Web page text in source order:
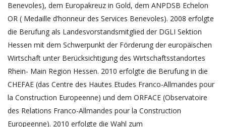
Benevoles), dem Europakreuz in Gold, dem ANPDSB Echelon
OR ( Medaille d’honneur des Services Benevoles). 2008 erfolgte
die Berufung als Landesvorstandsmitglied der DGLI Sektion
Hessen mit dem Schwerpunkt der Förderung der europäischen
Wirtschaft unter Berücksichtigung des Wirtschaftsstandortes
Rhein- Main Region Hessen. 2010 erfolgte die Berufung in die
CHEFAE (das Centre des Hautes Etudes Franco-Allmandes pour
la Construction Europeenne) und dem ORFACE (Observatoire
des Relations Franco-Allmandes pour la Construction
Europeenne). 2010 erfolgte die Wahl zum